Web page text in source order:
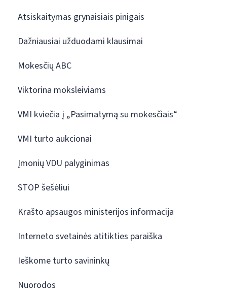
Atsiskaitymas grynaisiais pinigais
Dažniausiai užduodami klausimai
Mokesčių ABC
Viktorina moksleiviams
VMI kviečia į „Pasimatymą su mokesčiais“
VMI turto aukcionai
Įmonių VDU palyginimas
STOP šešėliui
Krašto apsaugos ministerijos informacija
Interneto svetainės atitikties paraiška
Ieškome turto savininkų
Nuorodos